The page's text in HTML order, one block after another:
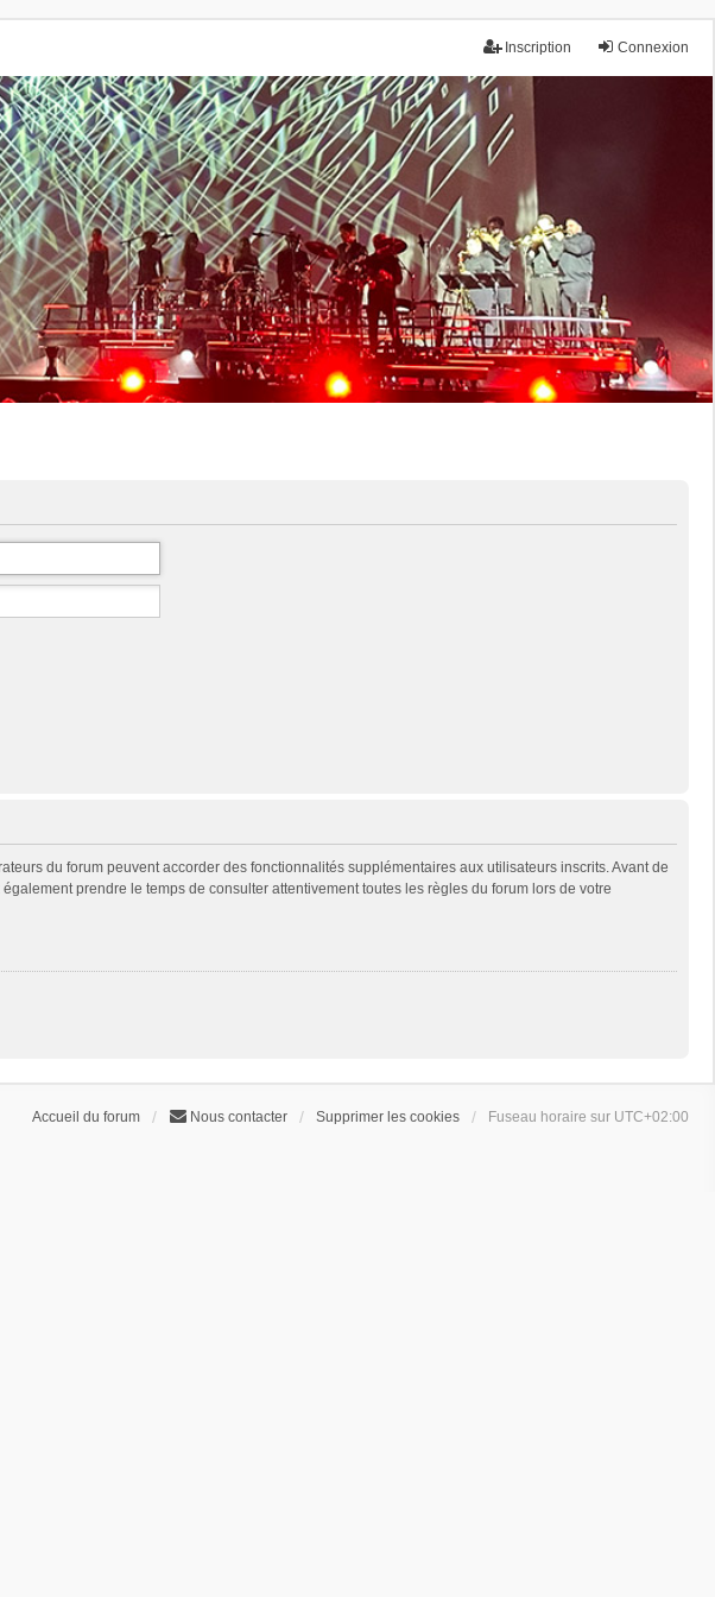
Connexion
Inscription
du forum peuvent accorder des fonctionnalités supplémentaires aux utilisateurs inscrits. Avant de
prendre le temps de consulter attentivement toutes les règles du forum lors de votre
Accueil du forum Nous contacter Supprimer les cookies Fuseau horaire sur UTC+02:00